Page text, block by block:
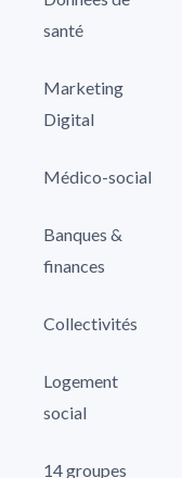
santé
Marketing
Digital
Médico-social
Banques &
finances
Collectivités
Logement
social
14 groupes